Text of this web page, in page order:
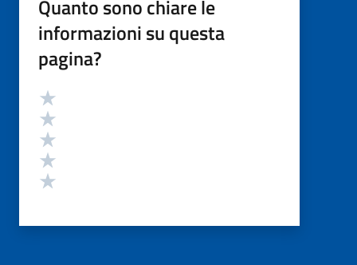
Quanto sono chiare le
informazioni su questa
pagina?
Valutazione